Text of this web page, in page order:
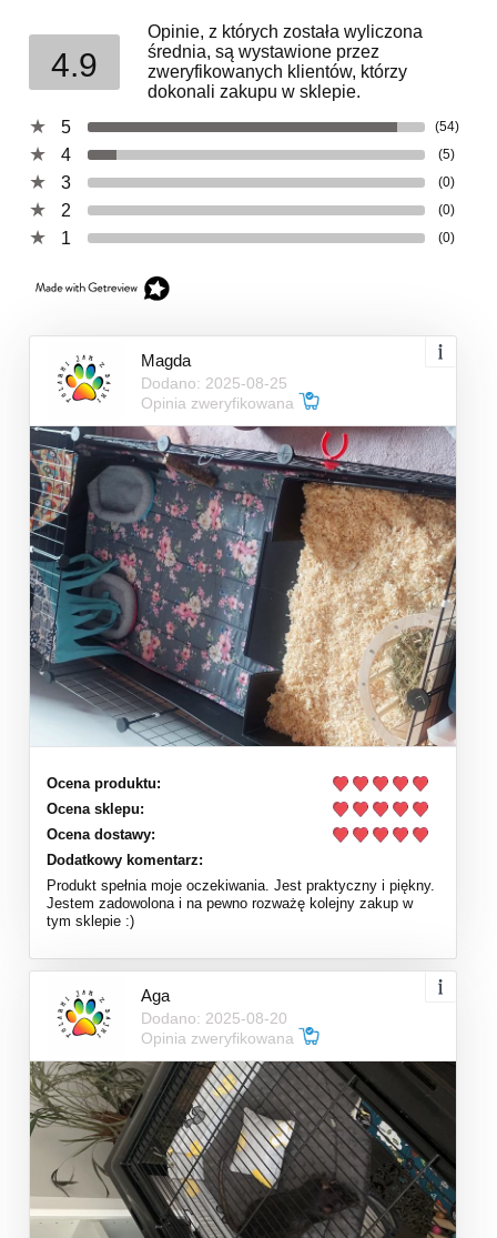
4.9
Opinie, z których została wyliczona
średnia, są wystawione przez
zweryfikowanych klientów, którzy
dokonali zakupu w sklepie.
5
(54)
4 (5)
3 (0)
2 (0)
1 (0)
Magda
Dodano: 2025-08-25
Opinia zweryfikowana
Ocena produktu:
Ocena sklepu:
Ocena dostawy:
Dodatkowy komentarz:
Produkt spełnia moje oczekiwania. Jest praktyczny i piękny.
Jestem zadowolona i na pewno rozważę kolejny zakup w
tym sklepie :)
Aga
Dodano: 2025-08-20
Opinia zweryfikowana